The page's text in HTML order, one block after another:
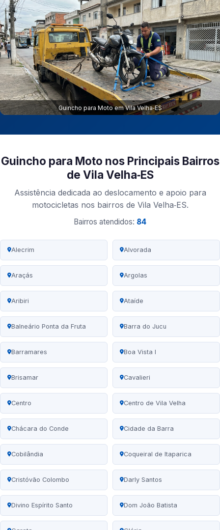
Guincho para Moto em Vila Velha‑ES
Guincho para Moto nos Principais Bairros
de Vila Velha‑ES
Assistência dedicada ao deslocamento e apoio para
motocicletas nos bairros de Vila Velha‑ES.
Bairros atendidos: 84
Alecrim Alvorada
Araçás Argolas
Aribiri Ataíde
Balneário Ponta da Fruta Barra do Jucu
Barramares Boa Vista I
Brisamar Cavalieri
Centro Centro de Vila Velha
Chácara do Conde Cidade da Barra
Cobilândia Coqueiral de Itaparica
Cristóvão Colombo Darly Santos
Divino Espírito Santo Dom João Batista